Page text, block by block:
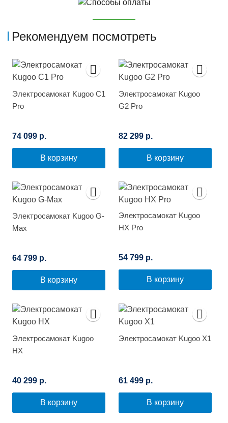
Рекомендуем посмотреть
Электросамокат Kugoo C1
Pro
74 099 р.
В корзину
Электросамокат Kugoo
G2 Pro
82 299 р.
В корзину
Электросамокат Kugoo G-
Max
64 799 р.
В корзину
Электросамокат Kugoo
HX Pro
54 799 р.
В корзину
Электросамокат Kugoo
HX
40 299 р.
В корзину
Электросамокат Kugoo X1
61 499 р.
В корзину